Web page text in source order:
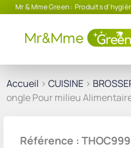
Mr & Mme Green : Produits
Accueil > CUISINE >
ongle Pour milieu
Référence :